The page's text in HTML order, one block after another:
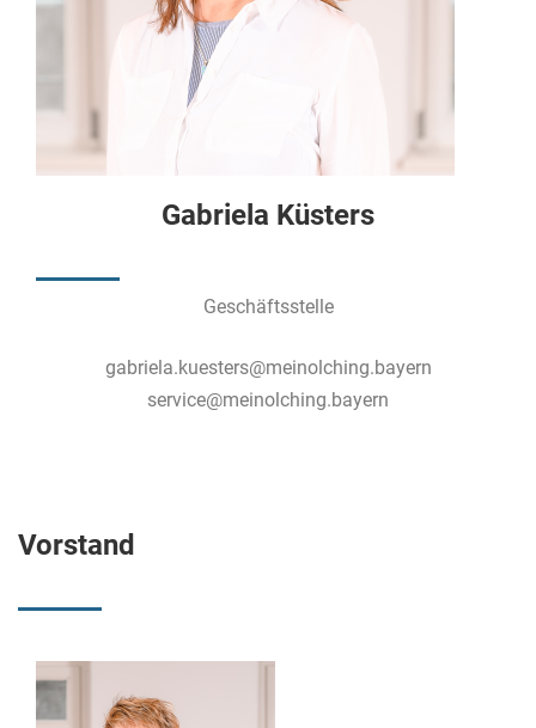
Gabriela Küsters
Geschäftsstelle
gabriela.kuesters@meinolching.bayern
service@meinolching.bayern
Vorstand